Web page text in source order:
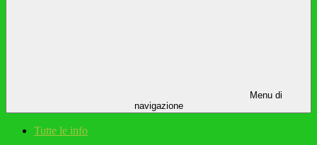
Menu di
navigazione
Tutte le info